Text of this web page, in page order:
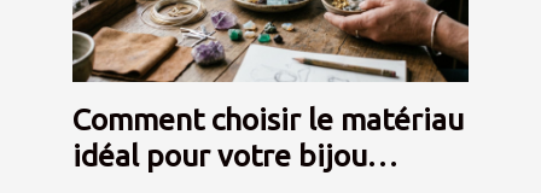
Comment choisir le matériau
idéal pour votre bijou